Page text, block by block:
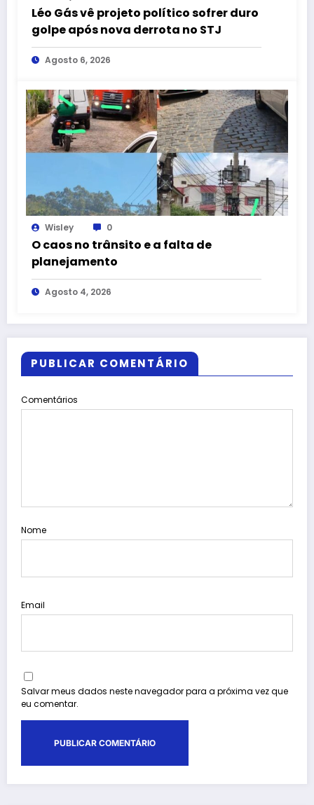
Léo Gás vê projeto político sofrer duro
golpe após nova derrota no STJ
Agosto 6, 2026
Wisley 0
O caos no trânsito e a falta de
planejamento
Agosto 4, 2026
PUBLICAR COMENTÁRIO
Comentários
Nome
Email
Salvar meus dados neste navegador para a próxima vez que
eu comentar.